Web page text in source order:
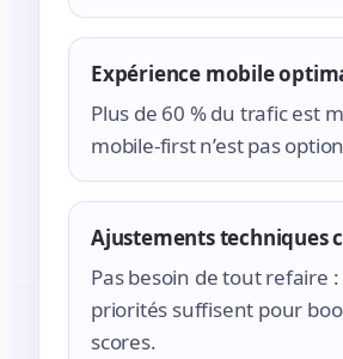
Expérience mobile
Plus de 60 % du trafic est
mobile-first n’est pas
Ajustements techniques
Pas besoin de tout refaire
priorités suffisent pour
scores.